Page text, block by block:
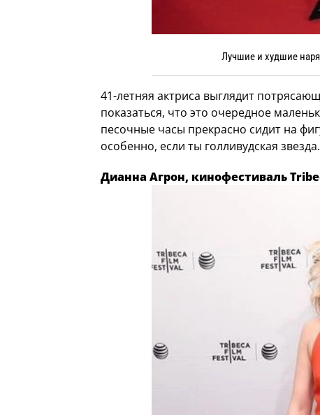
Лучшие и худшие
41-летняя актриса выглядит
показаться, что это очередное
песочные часы прекрасно сидит на
особенно, если ты голливудская звезда.
Дианна Агрон, кинофестиваль